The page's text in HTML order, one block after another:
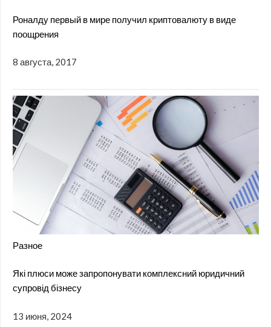
Роналду первый в мире получил криптовалюту в виде
поощрения
8 августа, 2017
Разное
Які плюси може запропонувати комплексний юридичний
супровід бізнесу
13 июня, 2024